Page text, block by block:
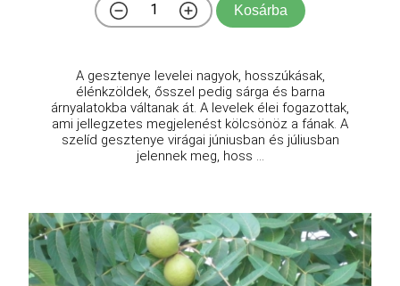
Kosárba
A gesztenye levelei nagyok, hosszúkásak,
élénkzöldek, ősszel pedig sárga és barna
árnyalatokba váltanak át. A levelek élei fogazottak,
ami jellegzetes megjelenést kölcsönöz a fának. A
szelíd gesztenye virágai júniusban és júliusban
jelennek meg, hoss ...